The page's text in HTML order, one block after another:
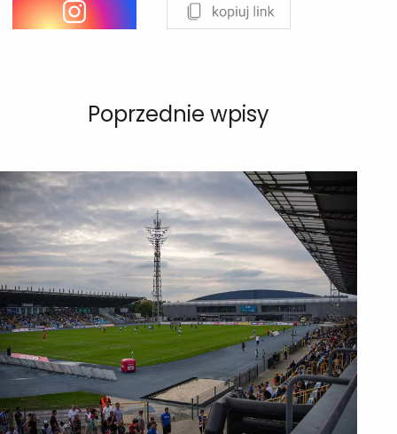
Poprzednie wpisy